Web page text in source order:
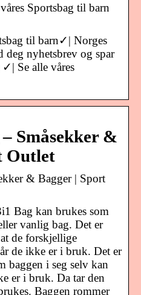
Sportsbag til barn
til barn✓| Norges
nyhetsbrev og spar
Se alle våres
Småsekker &
Outlet
& Bagger | Sport
Bag kan brukes som
vanlig bag. Det er
de forskjellige
de ikke er i bruk. Det er
baggen i seg selv kan
er i bruk. Da tar den
Baggen rommer